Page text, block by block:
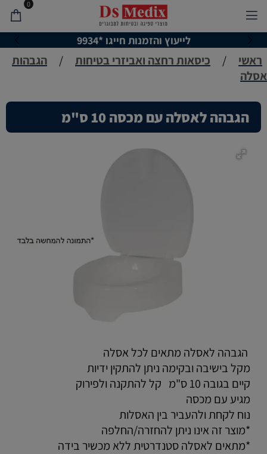
לייעוץ והזמנות חייגו *9934
0
ראשי / כיסאות רחצה ואביזרי בטיחות /
הגבהות
אסלה
הגבהה לאסלה עם מכסה 10 ס"מ
הגבהה לאסלה מתאים לכל אסלה
מקל בישיבה ובקימה ניתן להתקין ידיות
קיים בגובה 10 ס"מ קל להתקנה ולפירוק
מגיע עם מכסה
נוח לקחת ולהעביר בין האסלות
*מוצר זה אינו ניתן להחזרה/החלפה
*מתאים לאסלה סטנדרטית ללא מכשיר בידה